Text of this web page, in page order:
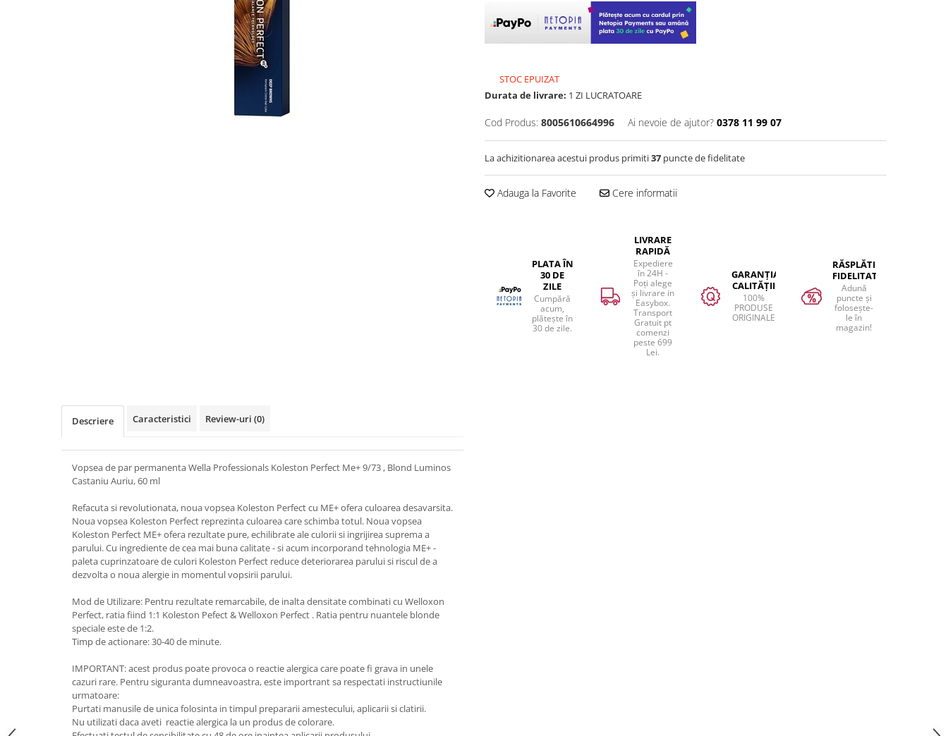
STOC EPUIZAT
Durata de livrare: 1 ZI LUCRATOARE
Cod Produs: 8005610664996 Ai nevoie de ajutor? 0378 11 99 07
La achizitionarea acestui produs primiti37 puncte de fidelitate
Adauga la Favorite Cere informatii
PLATA ÎN
30 DE
ZILE
Cumpără
acum,
plătește în
30 de zile.
LIVRARE
RAPIDĂ
Expediere
în 24H -
Poți alege
și livrare in
Easybox.
Transport
Gratuit pt
comenzi
peste 699
Lei.
GARANȚIA
CALITĂȚII
100%
PRODUSE
ORIGINALE
RĂSPLĂTIM
FIDELITATEA
Adună
puncte și
folosește-
le în
magazin!
Descriere Caracteristici Review-uri (0)
Vopsea de par permanenta Wella Professionals Koleston Perfect Me+ 9/73 , Blond Luminos
Castaniu Auriu, 60 ml
Refacuta si revolutionata, noua vopsea Koleston Perfect cu ME+ ofera culoarea desavarsita.
Noua vopsea Koleston Perfect reprezinta culoarea care schimba totul. Noua vopsea
Koleston Perfect ME+ ofera rezultate pure, echilibrate ale culorii si ingrijirea suprema a
parului. Cu ingrediente de cea mai buna calitate - si acum incorporand tehnologia ME+ -
paleta cuprinzatoare de culori Koleston Perfect reduce deteriorarea parului si riscul de a
dezvolta o noua alergie in momentul vopsirii parului.
Mod de Utilizare: Pentru rezultate remarcabile, de inalta densitate combinati cu Welloxon
Perfect, ratia fiind 1:1 Koleston Pefect & Welloxon Perfect . Ratia pentru nuantele blonde
speciale este de 1:2.
Timp de actionare: 30-40 de minute.
IMPORTANT: acest produs poate provoca o reactie alergica care poate fi grava in unele
cazuri rare. Pentru siguranta dumneavoastra, este importrant sa respectati instructiunile
urmatoare:
Purtati manusile de unica folosinta in timpul prepararii amestecului, aplicarii si clatirii.
Nu utilizati daca aveti reactie alergica la un produs de colorare.